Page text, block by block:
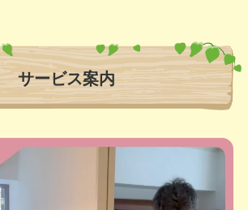
サービス案内